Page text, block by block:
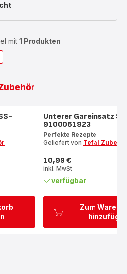
mit 1 Produkten
Zum
Unterer Gareinsatz
9100061923
Perfekte Rezepte
Geliefert von Tefal
Preis
10,99 €
inkl. MwSt
verfügbar